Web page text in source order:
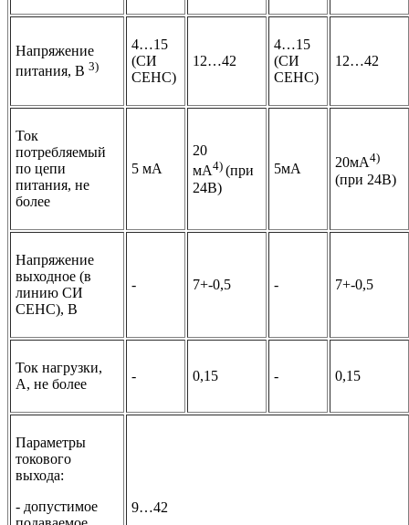
Напряжение
питания, В 3)
4…15
(СИ
СЕНС)
12…42
4…15
(СИ
СЕНС)
12…42
Ток
потребляемый
по цепи
питания, не
более
5 мА
20
мА4) (при
24В)
5мА 20мА4)
(при 24В)
Напряжение
выходное (в
линию СИ
СЕНС), В
- 7+-0,5 - 7+-0,5
Ток нагрузки,
А, не более
- 0,15 - 0,15
Параметры
токового
выхода:
- допустимое
9…42